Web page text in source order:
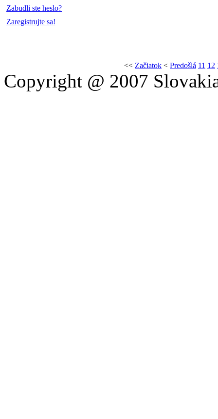
Zabudli ste heslo?
Zaregistrujte sa!
<< Začiatok < Predošlá 11 12
Copyright @ 2007